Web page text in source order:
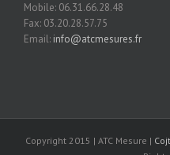
Mobile: 06.31.66.28.48
Fax: 03.20.28.57.75
Email: info@atcmesures.fr
Copyright 2015 | ATC Mesure |